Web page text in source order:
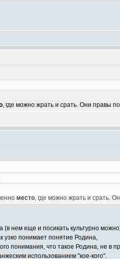
, где можно жрать и срать. Они правы
место, где можно жрать и срать.
нем еще и посикать культурно
узко понимает понятие Родина,
понимания, что такое Родина, не в
использованием "кое-кого".